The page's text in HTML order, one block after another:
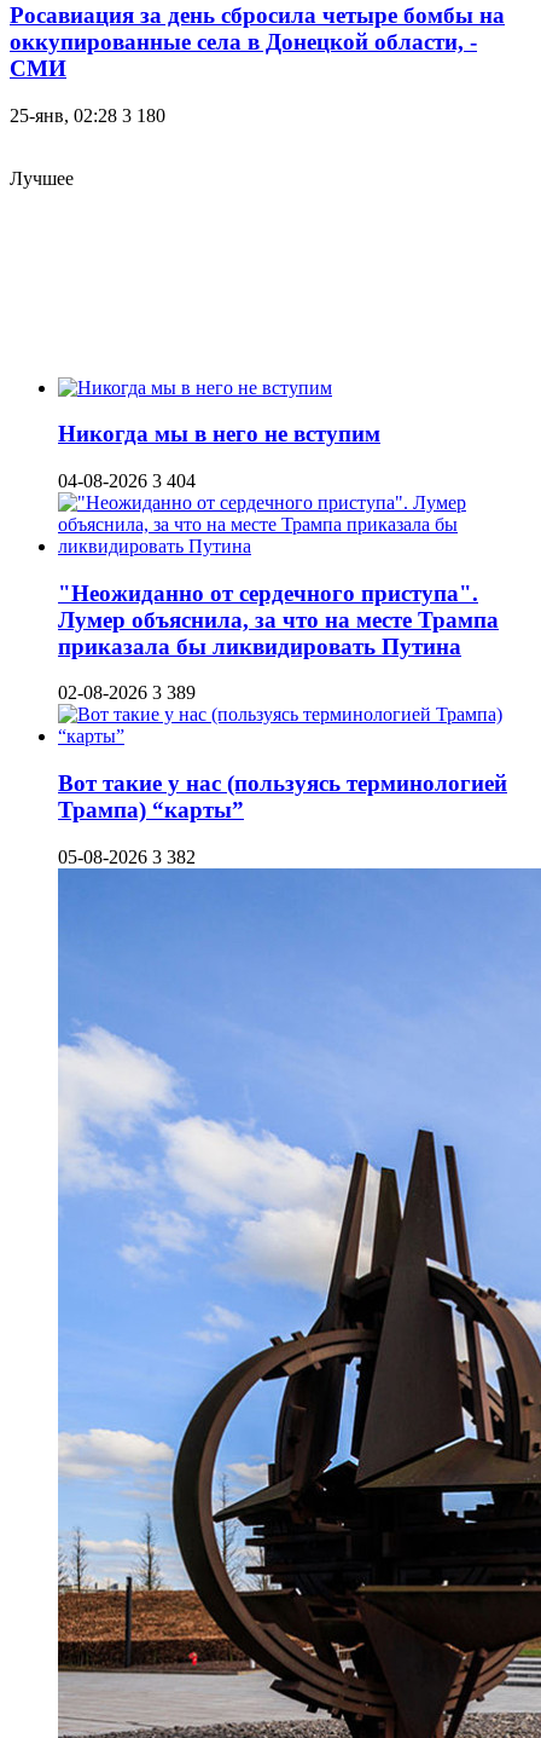
Росавиация за день сбросила четыре бомбы на
оккупированные села в Донецкой области, -
СМИ
25-янв, 02:28 3 180
Лучшее
Никогда мы в него не вступим
04-08-2026 3 404
"Неожиданно от сердечного приступа".
Лумер объяснила, за что на месте Трампа
приказала бы ликвидировать Путина
02-08-2026 3 389
Вот такие у нас (пользуясь терминологией
Трампа) “карты”
05-08-2026 3 382